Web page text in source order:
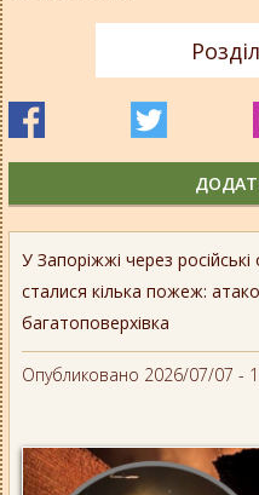
У Запоріжжі через
сталися кілька пожеж:
багатоповерхівка
Опубликовано 2026/07/07 -